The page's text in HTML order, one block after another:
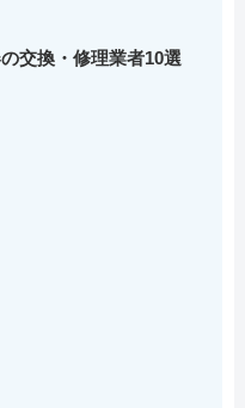
交換・修理業者10選